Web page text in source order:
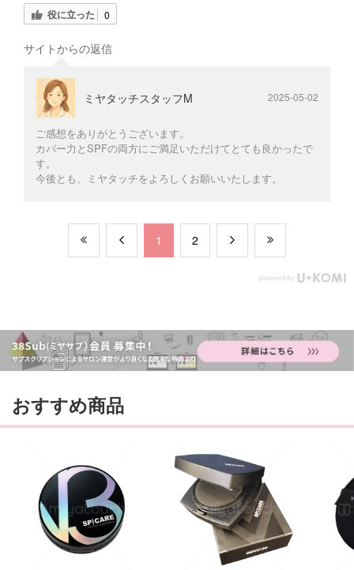
役に立った 0
サイトからの返信
ミヤタッチスタッフM 2025-05-02
ご感想をありがとうございます。
カバー力とSPFの両方にご満足いただけてとても良かったで
す。
今後とも、ミヤタッチをよろしくお願いいたします。
​1 ​2
おすすめ商品